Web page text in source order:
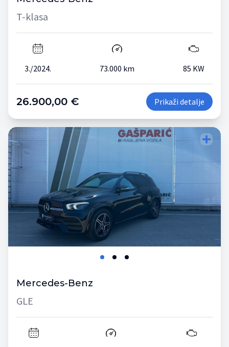
T-klasa
3./2024. 73.000 km 85 KW
26.900,00 € Prikaži detalje
Mercedes-Benz
GLE